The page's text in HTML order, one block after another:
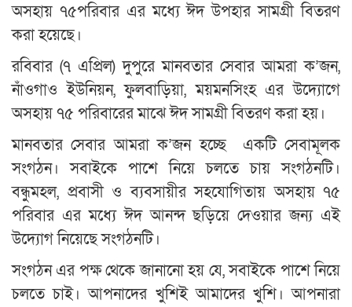
অসহায় ৭৫পরিবার এর মধ্যে ঈদ উপহার সামগ্রী বিতরণ
করা হয়েছে।
রবিবার (৭ এপ্রিল) দুপুরে মানবতার সেবার আমরা ক’জন,
নাঁওগাও ইউনিয়ন, ফুলবাড়িয়া, ময়মনসিংহ এর উদ্যোগে
অসহায় ৭৫ পরিবারের মাঝে ঈদ সামগ্রী বিতরণ করা হয়।
মানবতার সেবার আমরা ক’জন হচ্ছে একটি সেবামূলক
সংগঠন। সবাইকে পাশে নিয়ে চলতে চায় সংগঠনটি।
বন্ধুমহল, প্রবাসী ও ব্যবসায়ীর সহযোগিতায় অসহায় ৭৫
পরিবার এর মধ্যে ঈদ আনন্দ ছড়িয়ে দেওয়ার জন্য এই
উদ্যোগ নিয়েছে সংগঠনটি।
সংগঠন এর পক্ষ থেকে জানানো হয় যে, সবাইকে পাশে নিয়ে
চলতে চাই। আপনাদের খুশিই আমাদের খুশি। আপনারা